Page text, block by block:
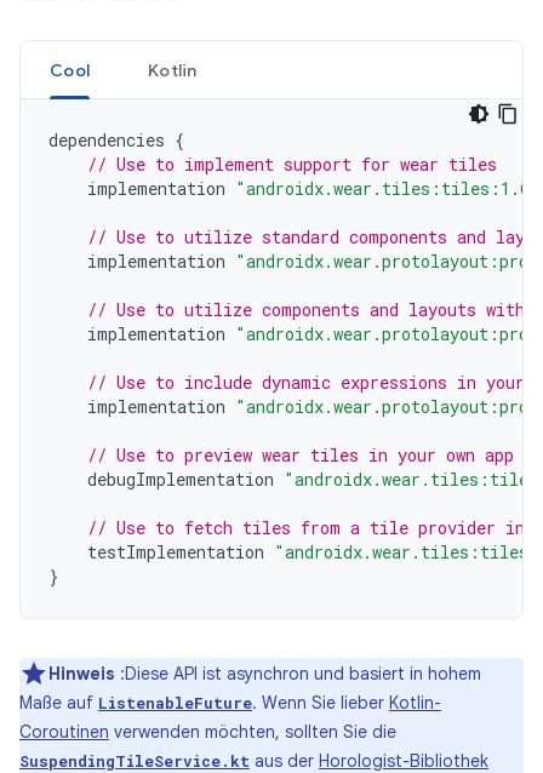
Cool Kotlin
dependencies {
// Use to implement support for wear tiles
implementation
// Use to utilize standard components and
implementation
// Use to utilize components and layouts
implementation
// Use to include dynamic expressions in your
implementation
// Use to preview wear tiles in your own app
debugImplementation
// Use to fetch tiles from a tile provider in
testImplementation
}
Hinweis :Diese API ist asynchron und basiert in hohem
Maße auf ListenableFuture. Wenn Sie lieber Kotlin-
Coroutinen verwenden möchten, sollten Sie die
SuspendingTileService.kt aus der Horologist-Bibliothek